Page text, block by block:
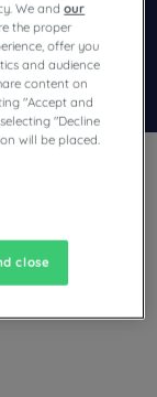
un hotel?
We andour
the proper
offer you
and audience
content on
"Accept and
"Decline
will be placed.
close